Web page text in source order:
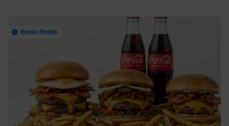
Envío Gratis